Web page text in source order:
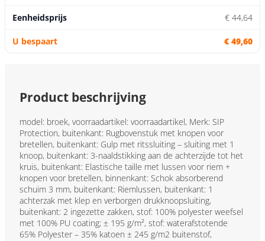
€ 44,64
€ 49,60
Product beschrijving
model: broek, voorraadartikel: voorraadartikel, Merk: SIP
Protection, buitenkant: Rugbovenstuk met knopen voor
bretellen, buitenkant: Gulp met ritssluiting – sluiting met 1
knoop, buitenkant: 3-naaldstikking aan de achterzijde tot het
kruis, buitenkant: Elastische taille met lussen voor riem +
knopen voor bretellen, binnenkant: Schok absorberend
schuim 3 mm, buitenkant: Riemlussen, buitenkant: 1
achterzak met klep en verborgen drukknoopsluiting,
buitenkant: 2 ingezette zakken, stof: 100% polyester weefsel
met 100% PU coating; ± 195 g/m², stof: waterafstotende
65% Polyester – 35% katoen ± 245 g/m2 buitenstof,